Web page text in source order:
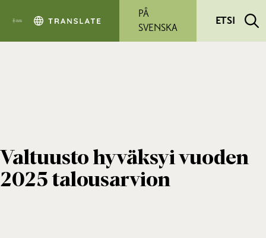
PÅ
SVENSKA
ETSI
Valtuusto hyväksyi vuoden
2025 talousarvion